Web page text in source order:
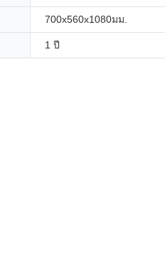
700x560x1080มม.
1 ปี